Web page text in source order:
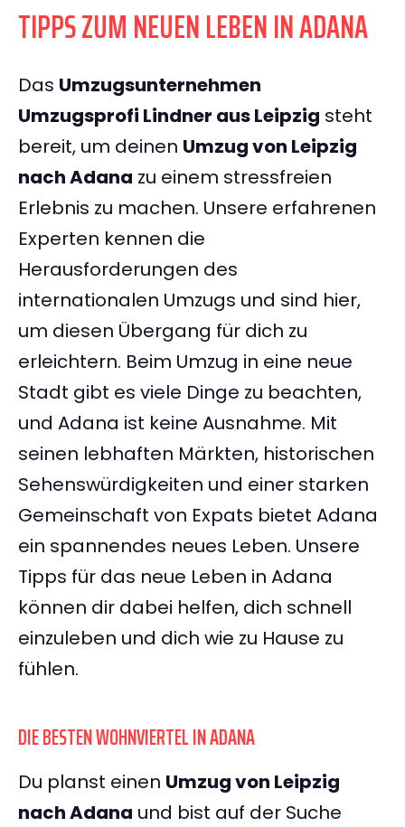
TIPPS ZUM NEUEN LEBEN IN ADANA
Das Umzugsunternehmen
Umzugsprofi Lindner aus Leipzig steht
bereit, um deinen Umzug von Leipzig
nach Adana zu einem stressfreien
Erlebnis zu machen. Unsere erfahrenen
Experten kennen die
Herausforderungen des
internationalen Umzugs und sind hier,
um diesen Übergang für dich zu
erleichtern. Beim Umzug in eine neue
Stadt gibt es viele Dinge zu beachten,
und Adana ist keine Ausnahme. Mit
seinen lebhaften Märkten, historischen
Sehenswürdigkeiten und einer starken
Gemeinschaft von Expats bietet Adana
ein spannendes neues Leben. Unsere
Tipps für das neue Leben in Adana
können dir dabei helfen, dich schnell
einzuleben und dich wie zu Hause zu
fühlen.
DIE BESTEN WOHNVIERTEL IN ADANA
Du planst einen Umzug von Leipzig
nach Adana und bist auf der Suche